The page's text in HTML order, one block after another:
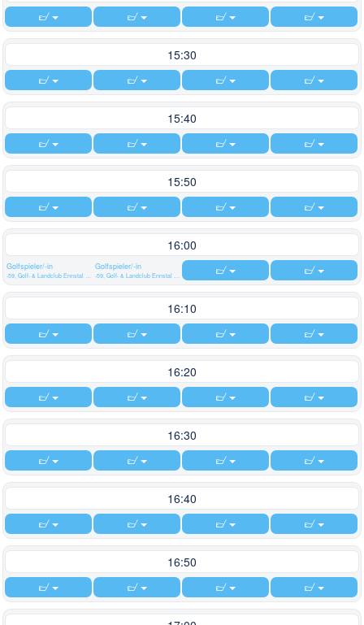
15:30
15:40
15:50
16:00
Golfspieler/-in Golfspieler/-in
16:10
16:20
16:30
16:40
16:50